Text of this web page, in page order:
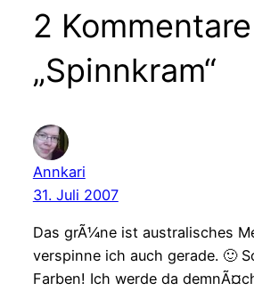
2
„Spinnkram“
Annkari
31. Juli 2007
Das grÃ¼ne ist australisches
verspinne ich auch gerade. 🙂
Farben! Ich werde da